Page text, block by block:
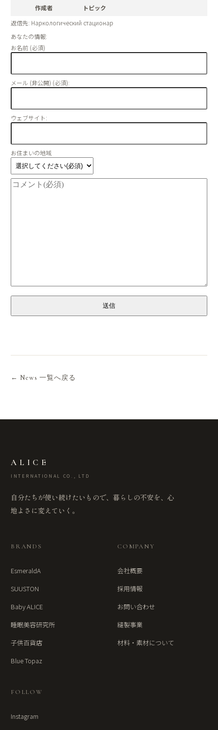
作成者
トピック
返信先: Наркологический стационар
あなたの情報:
お名前 (必須)
メール (非公開) (必須):
ウェブサイト:
お住まいの地域
送信
← News 一覧へ戻る
ALICE
INTERNATIONAL CO., LTD
自分たちが使い続けたいもので、暮らしの不安を、心
地よさに変えていく。
BRANDS
EsmeraldA
SUUSTON
Baby ALICE
睡眠美容研究所
子供百貨店
Blue Topaz
COMPANY
会社概要
採用情報
お問い合わせ
縫製事業
材料・素材について
FOLLOW
Instagram